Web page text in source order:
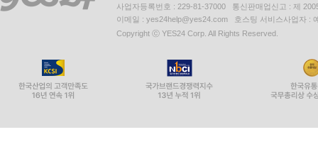
사업자등록번호 : 229-81-37000 통신판매업신고 : 제
이메일 : yes24help@yes24.com 호스팅 서비스사업자 :
Copyright ⓒ YES24 Corp. All Rights Reserved.